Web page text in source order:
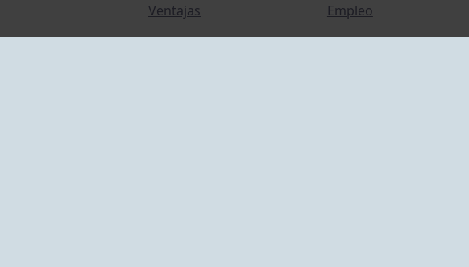
Ventajas
Empleo
Junta directiva
Publicaciones